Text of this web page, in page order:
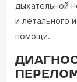
дыхательной
и летального
помощи.